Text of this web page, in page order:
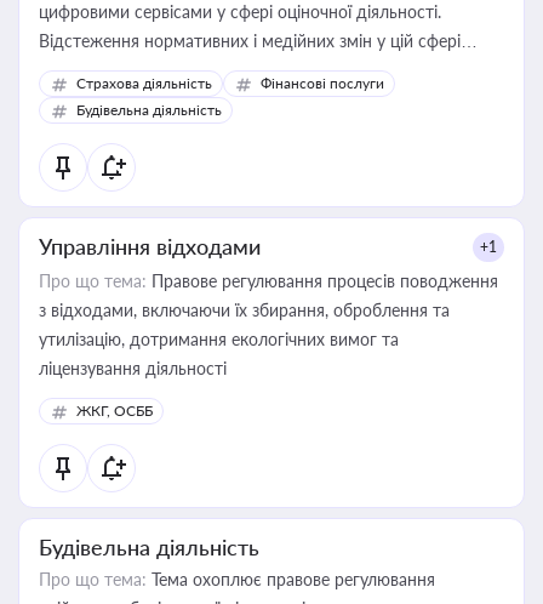
цифровими сервісами у сфері оціночної діяльності.
Відстеження нормативних і медійних змін у цій сфері
корисне для власника бізнесу, керівника, юриста або
бухгалтера під час оподаткування, приватизації, оренди
державного майна, корпоративних угод і перевірки
статусу суб'єктів оціночної діяльності
Страхова діяльність
Фінансові послуги
Будівельна діяльність
Управління відходами +1
Про що тема: Правове регулювання процесів поводження
з відходами, включаючи їх збирання, оброблення та
утилізацію, дотримання екологічних вимог та
ліцензування діяльності
ЖКГ, ОСББ
Будівельна діяльність
Про що тема: Тема охоплює правове регулювання